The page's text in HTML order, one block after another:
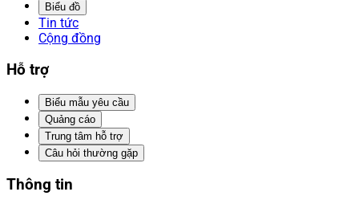
Biểu đồ
Tin tức
Cộng đồng
Hỗ trợ
Biểu mẫu yêu cầu
Quảng cáo
Trung tâm hỗ trợ
Câu hỏi thường gặp
Thông tin